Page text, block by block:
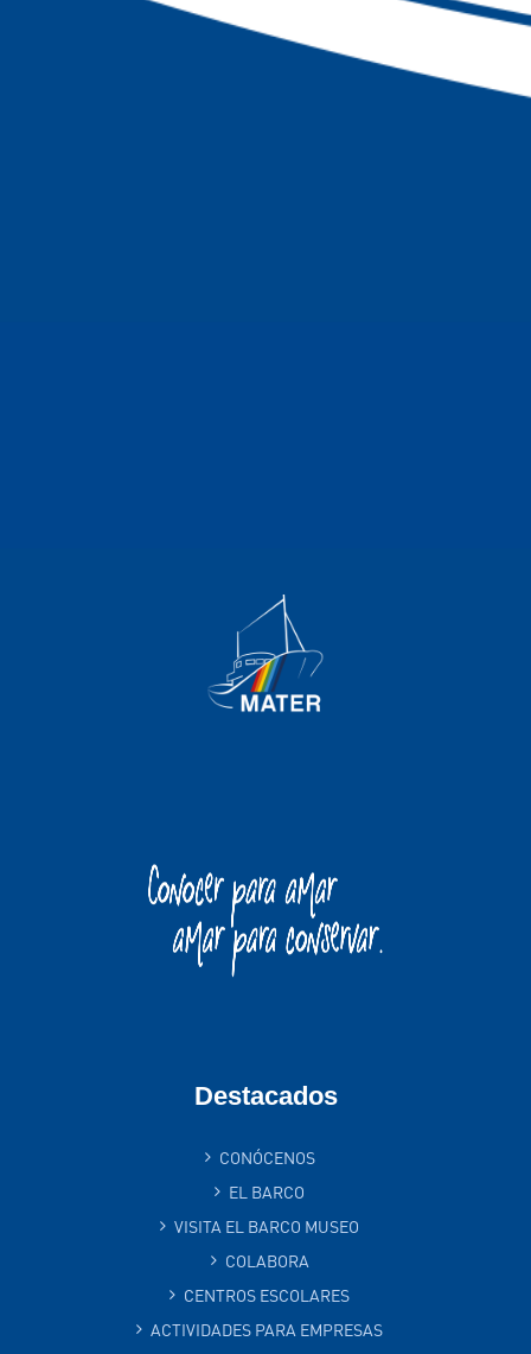
Destacados
CONÓCENOS
EL BARCO
VISITA EL BARCO MUSEO
COLABORA
CENTROS ESCOLARES
ACTIVIDADES PARA EMPRESAS